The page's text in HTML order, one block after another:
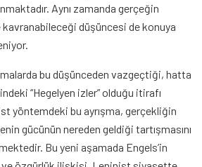
Aynı zamanda gerçeğin
kavranabileceği düşüncesi de konuya
bu düşünceden vazgeçtiği, hatta
“Hegelyen izler” olduğu itirafı
yöntemdeki bu ayrışma, gerçekliğin
gücünün nereden geldiği tartışmasını
Bu yeni aşamada Engels’in